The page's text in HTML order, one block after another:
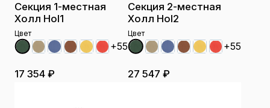
Секция 1-местная
Холл Hol1
Цвет
+55
17 354 ₽
Секция 2-местная
Холл Hol2
Цвет
+55
27 547 ₽